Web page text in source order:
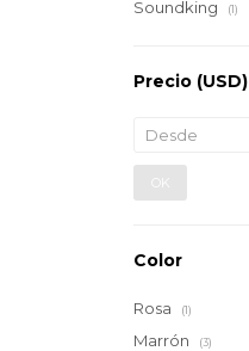
Soundking (1)
Precio (USD)
OK
Color
Rosa (1)
Marrón (3)